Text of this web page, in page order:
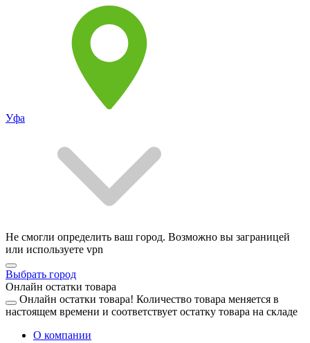
Уфа
Не смогли определить ваш город. Возможно вы заграницей
или используете vpn
Выбрать город
Онлайн остатки товара
Онлайн остатки товара! Количество товара меняется в
настоящем времени и соответствует остатку товара на складе
О компании